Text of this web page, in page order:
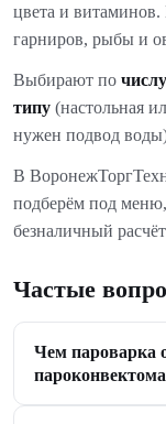
цвета и витаминов.
гарниров, рыбы и
Выбирают по
типу (настольная
нужен подвод
В
подберём под
безналичный
Частые
Чем пароварка